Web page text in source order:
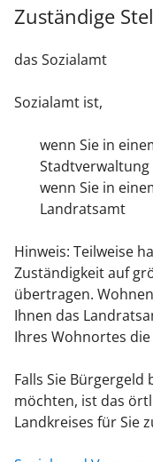
Zuständige
das Sozialamt
Sozialamt ist,
wenn Sie in
Stadtverwaltung
wenn Sie in
Landratsamt
Hinweis: Teilweise
Zuständigkeit auf
übertragen.
Ihnen das
Ihres Wohnortes
Falls Sie
möchten, ist das
Landkreises für Sie